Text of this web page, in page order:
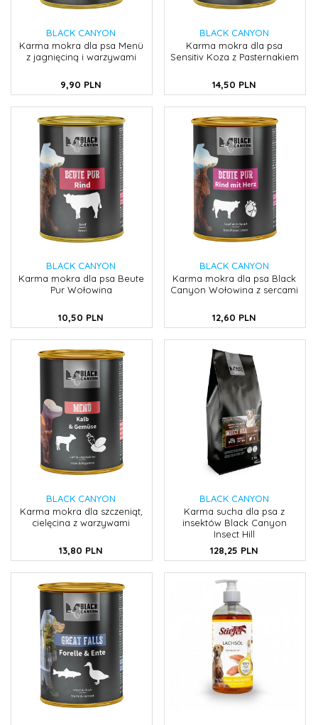
BLACK CANYON
Karma mokra dla psa Menü
z jagnięciną i warzywami
9,90 PLN
BLACK CANYON
Karma mokra dla psa
Sensitiv Koza z Pasternakiem
14,50 PLN
BLACK CANYON
Karma mokra dla psa Beute
Pur Wołowina
10,50 PLN
BLACK CANYON
Karma mokra dla psa Black
Canyon Wołowina z sercami
12,60 PLN
BLACK CANYON
Karma mokra dla szczeniąt,
cielęcina z warzywami
13,80 PLN
BLACK CANYON
Karma sucha dla psa z
insektów Black Canyon
Insect Hill
128,25 PLN